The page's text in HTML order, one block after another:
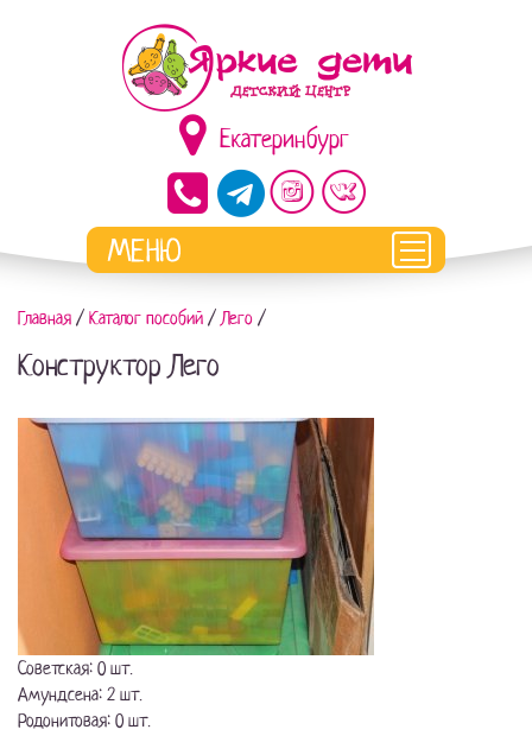
Екатеринбург
Главная / Каталог пособий /Лего /
Конструктор Лего
Советская: 0 шт.
Амундсена: 2 шт.
Родонитовая: 0 шт.